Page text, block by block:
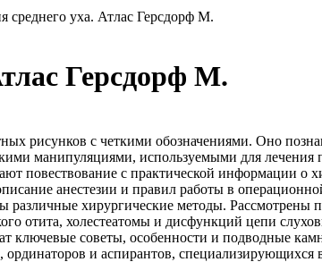
среднего уха. Атлас Герсдорф М.
Герсдорф М.
рисунков с четкими обозначениями. Оно
манипуляциями, используемыми для лечения
повествование с практической информации о
анестезии и правил работы в
различные хирургические методы. Рассмотрены
отита, холестеатомы и дисфункций цепи
ключевые советы, особенности и подводные
ординаторов и аспирантов, специализирующихся